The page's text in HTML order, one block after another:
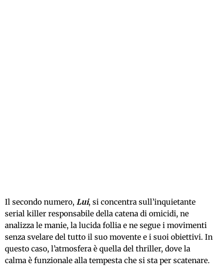
Il secondo numero, Lui, si concentra sull’inquietante
serial killer responsabile della catena di omicidi, ne
analizza le manie, la lucida follia e ne segue i movimenti
senza svelare del tutto il suo movente e i suoi obiettivi. In
questo caso, l’atmosfera è quella del thriller, dove la
calma è funzionale alla tempesta che si sta per scatenare.